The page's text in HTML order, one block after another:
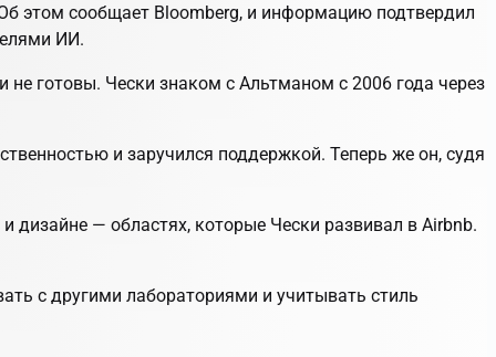
этом сообщает Bloomberg, и информацию подтвердил
ИИ.
готовы. Чески знаком с Альтманом с 2006 года через
и заручился поддержкой. Теперь же он, судя
дизайне — областях, которые Чески развивал в Airbnb.
с другими лабораториями и учитывать стиль